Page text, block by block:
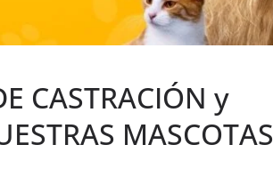
CASTRACIÓN y
MASCOTAS